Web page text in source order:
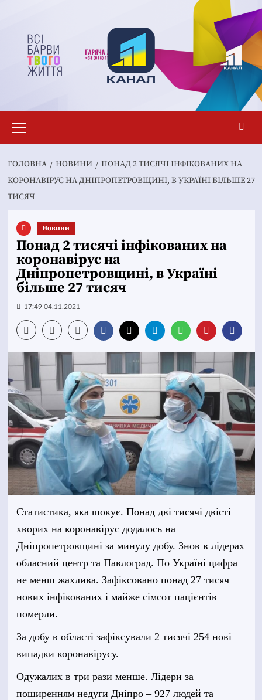
вмісту
меню
ГОЛОВНА НОВИНИ
ПОНАД 2 ТИСЯЧІ ІНФІКОВАНИХ НА
КОРОНАВІРУС НА ДНІПРОПЕТРОВЩИНІ, В УКРАЇНІ БІЛЬШЕ 27
ТИСЯЧ
Новини
Понад 2 тисячі інфікованих на
коронавірус на
Дніпропетровщині, в Україні
більше 27 тисяч
17:49 04.11.2021
Статистика, яка шокує. Понад дві тисячі двісті
хворих на коронавірус додалось на
Дніпропетровщині за минулу добу. Знов в лідерах
обласний центр та Павлоград. По Україні цифра
не менш жахлива. Зафіксовано понад 27 тисяч
нових інфікованих і майже сімсот пацієнтів
померли.
За добу в області зафіксували 2 тисячі 254 нові
випадки коронавірусу.
Одужалих в три рази менше. Лідери за
поширенням недуги Дніпро – 927 людей та